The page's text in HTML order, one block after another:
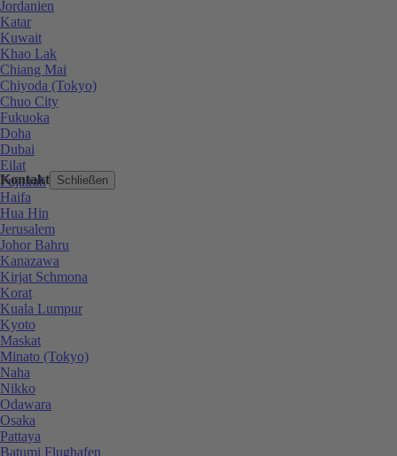
Kontakt Schließen
Jordanien
Katar
Kuwait
Khao Lak
Chiang Mai
Chiyoda (Tokyo)
Chuo City
Fukuoka
Doha
Dubai
Eilat
Fujairah
Haifa
Hua Hin
Jerusalem
Johor Bahru
Kanazawa
Kirjat Schmona
Korat
Kuala Lumpur
Kyoto
Maskat
Minato (Tokyo)
Naha
Nikko
Odawara
Osaka
Pattaya
Batumi Flughafen